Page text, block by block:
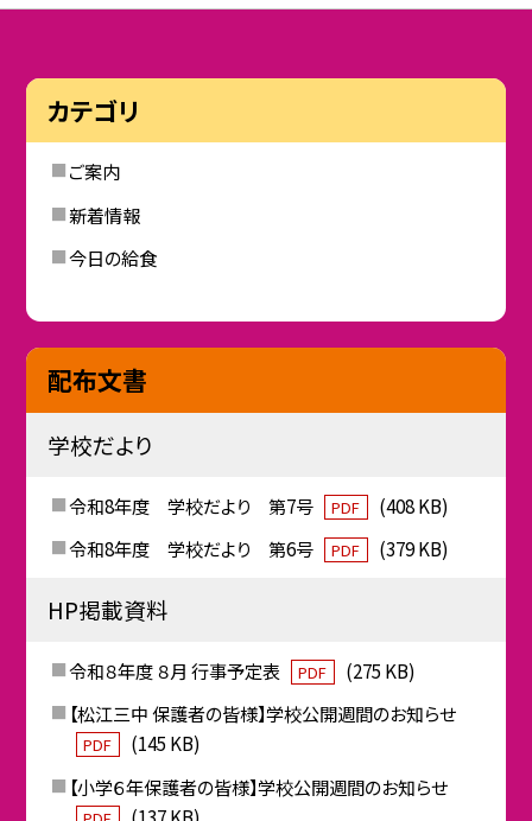
カテゴリ
ご案内
新着情報
今日の給食
配布文書
学校だより
令和8年度 学校だより 第7号 PDF
(408 KB)
令和8年度 学校だより 第6号
PDF (379 KB)
HP掲載資料
令和８年度 ８月 行事予定表 PDF
(275 KB)
【松江三中 保護者の皆様】学校公開週間のお知らせ
PDF
(145 KB)
【小学６年保護者の皆様】学校公開週間のお知らせ